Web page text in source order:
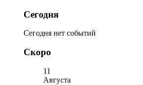
Сегодня
Сегодня нет событий
Скоро
11
Августа